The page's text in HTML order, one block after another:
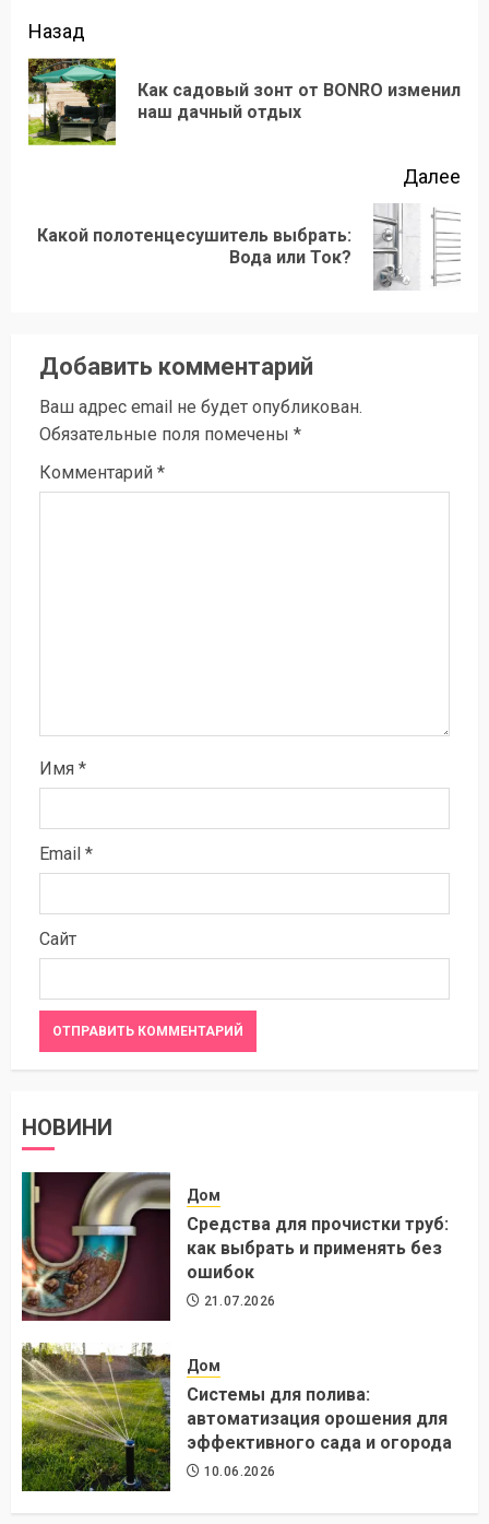
Продолжить
чтение
Назад
Как садовый зонт от BONRO изменил
наш дачный отдых
Далее
Следующая
Какой полотенцесушитель выбрать:
Вода или Ток?
Добавить комментарий
Ваш адрес email не будет опубликован.
Обязательные поля помечены *
Комментарий *
Имя *
Email *
Сайт
НОВИНИ
Дом
Средства для прочистки труб:
как выбрать и применять без
ошибок
21.07.2026
Дом
Системы для полива:
автоматизация орошения для
эффективного сада и огорода
10.06.2026